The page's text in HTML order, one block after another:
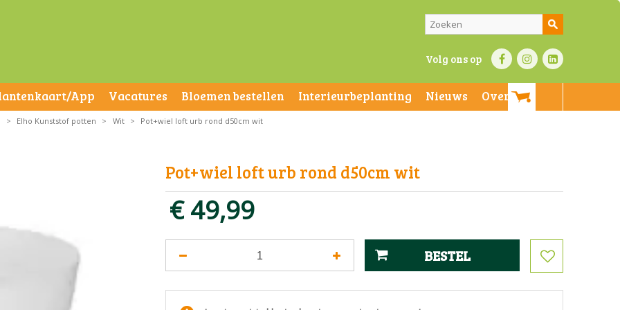
Volg ons op
App Vacatures Bloemen bestellen Interieurbeplanting Nieuws
Over ons
> Elho Kunststof potten > Wit > Pot+wiel loft urb rond d50cm wit
Pot+wiel loft urb rond d50cm wit
€ 49,99